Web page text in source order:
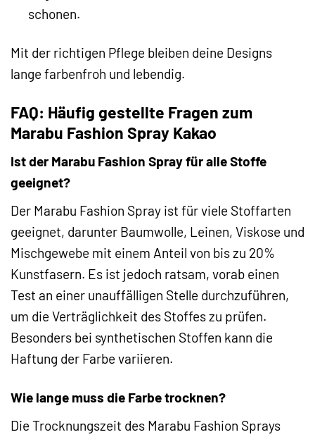
schonen.
Mit der richtigen Pflege bleiben deine Designs
lange farbenfroh und lebendig.
FAQ: Häufig gestellte Fragen zum
Marabu Fashion Spray Kakao
Ist der Marabu Fashion Spray für alle Stoffe
geeignet?
Der Marabu Fashion Spray ist für viele Stoffarten
geeignet, darunter Baumwolle, Leinen, Viskose und
Mischgewebe mit einem Anteil von bis zu 20%
Kunstfasern. Es ist jedoch ratsam, vorab einen
Test an einer unauffälligen Stelle durchzuführen,
um die Verträglichkeit des Stoffes zu prüfen.
Besonders bei synthetischen Stoffen kann die
Haftung der Farbe variieren.
Wie lange muss die Farbe trocknen?
Die Trocknungszeit des Marabu Fashion Sprays